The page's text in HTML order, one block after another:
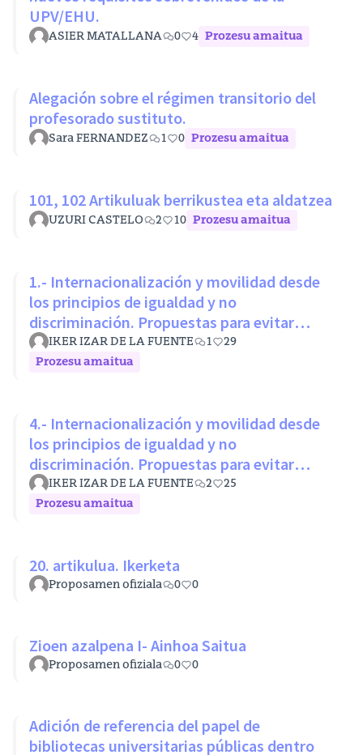
UPV/EHU.
ASIER MATALLANA 0 4 Prozesu amaitua
Alegación sobre el régimen transitorio del
profesorado sustituto.
Sara FERNANDEZ 1 0 Prozesu amaitua
101, 102 Artikuluak berrikustea eta aldatzea
UZURI CASTELO 2 10 Prozesu amaitua
1.- Internacionalización y movilidad desde
los principios de igualdad y no
discriminación. Propuestas para evitar
desigualdades estructurales
IKER IZAR DE LA FUENTE 1
29
Prozesu amaitua
4.- Internacionalización y movilidad desde
los principios de igualdad y no
discriminación. Propuestas para evitar
desigualdades estructurales
IKER IZAR DE LA FUENTE 2
25
Prozesu amaitua
20. artikulua. Ikerketa
Proposamen ofiziala 0 0
Zioen azalpena I- Ainhoa Saitua
Proposamen ofiziala 0 0
Adición de referencia del papel de
bibliotecas universitarias públicas dentro